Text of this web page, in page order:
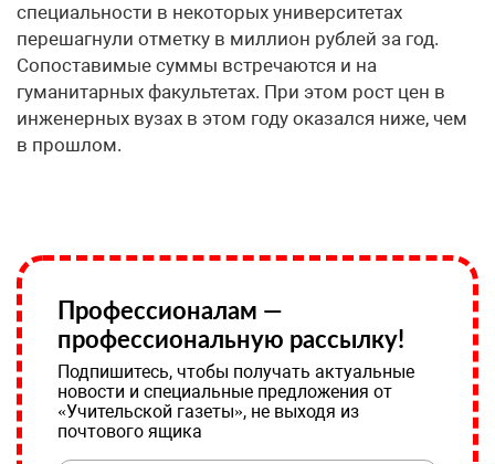
специальности в некоторых университетах
перешагнули отметку в миллион рублей за год.
Сопоставимые суммы встречаются и на
гуманитарных факультетах. При этом рост цен в
инженерных вузах в этом году оказался ниже, чем
в прошлом.
Профессионалам —
профессиональную рассылку!
Подпишитесь, чтобы получать актуальные
новости и специальные предложения от
«Учительской газеты», не выходя из
почтового ящика